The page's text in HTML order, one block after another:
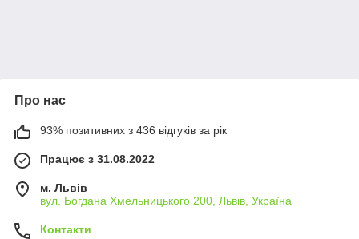
Про нас
93% позитивних з 436 відгуків за рік
Працює з 31.08.2022
м. Львів
вул. Богдана Хмельницького 200, Львів, Україна
Контакти